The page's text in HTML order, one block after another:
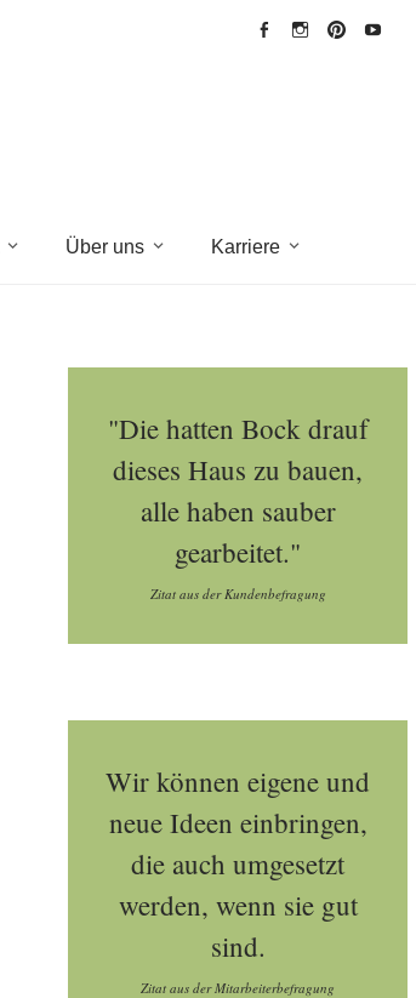
Über uns Karriere
"Die hatten Bock drauf
dieses Haus zu bauen,
alle haben sauber
gearbeitet."
Zitat aus der Kundenbefragung
Wir können eigene und
neue Ideen einbringen,
die auch umgesetzt
werden, wenn sie gut
sind.
Zitat aus der Mitarbeiterbefragung